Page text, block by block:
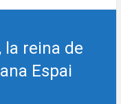
la reina de
Espai